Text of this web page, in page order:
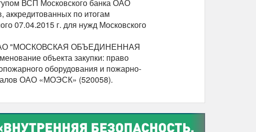
ВСП Московского банка ОАО
аккредитованных по итогам
07.04.2015 г. для нужд Московского
"МОСКОВСКАЯ ОБЪЕДИНЕННАЯ
объекта закупки: право
оборудования и пожарно-
ОАО «МОЭСК» (520058).